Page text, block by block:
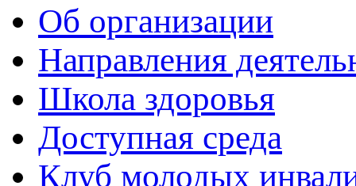
Об организации
Направления
Школа здоровья
Доступная среда
Клуб молодых